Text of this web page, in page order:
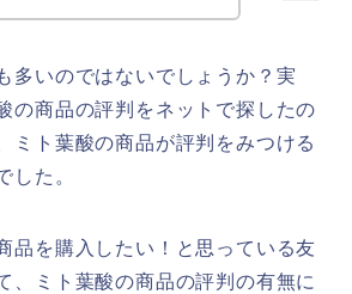
多いのではないでしょうか？実
の商品の評判をネットで探したの
ミト葉酸の商品が評判をみつける
した。
品を購入したい！と思っている友
、ミト葉酸の商品の評判の有無に